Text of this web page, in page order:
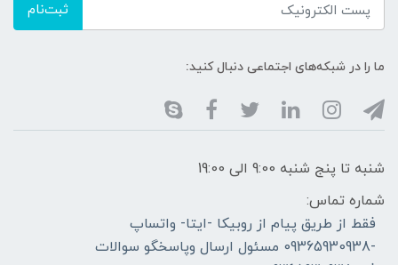
ثبت‌نام
ما را در شبکه‌های اجتماعی دنبال کنید:
شنبه تا پنج شنبه 9:00 الی 19:00
شماره تماس:
فقط از طریق پیام از روبیکا -ایتا- واتساپ
-09365930938 مسئول ارسال وپاسخگو سوالات